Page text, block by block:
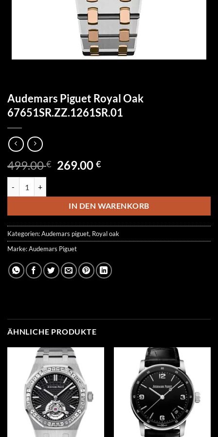
Audemars Piguet Royal Oak
67651SR.ZZ.1261SR.01
499.00€ Ursprünglicher
499.00 €
269.00€Aktueller
269.00 €.
IN DEN WARENKORB
Kategorien:Audemars piguet, Royal oak
Marke:Audemars Piguet
ÄHNLICHE PRODUKTE